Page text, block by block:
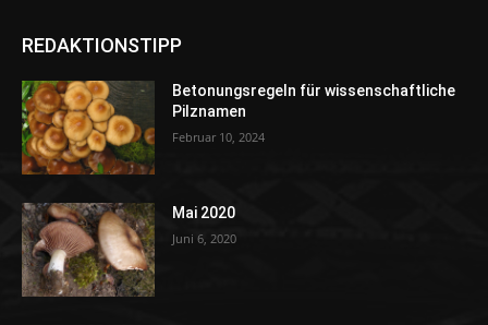
REDAKTIONSTIPP
Betonungsregeln für wissenschaftliche
Pilznamen
Februar 10, 2024
Mai 2020
Juni 6, 2020